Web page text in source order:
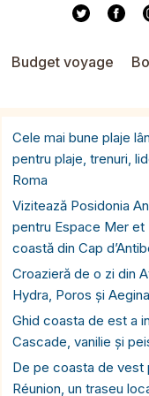
Budget voyage
Cele mai bune plaje
pentru plaje, trenuri,
Roma
Vizitează Posidonia
pentru Espace Mer et
coastă din Cap
Croazieră de o zi din
Hydra, Poros și
Ghid coasta de est a
Cascade, vanilie și
De pe coasta de vest
Réunion, un traseu